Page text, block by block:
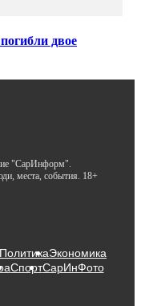
двое
"СарИнформ".
места, события. 18+
ПолитикаЭкономика
СпортСарИнФото